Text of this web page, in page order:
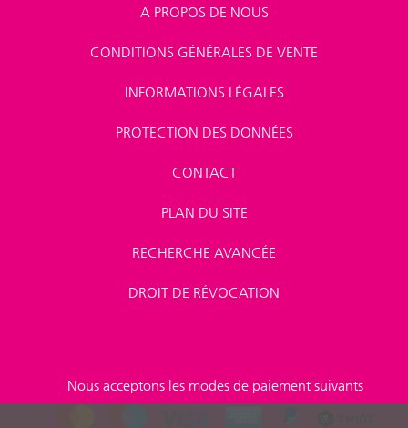
A PROPOS DE NOUS
CONDITIONS GÉNÉRALES DE VENTE
INFORMATIONS LÉGALES
PROTECTION DES DONNÉES
CONTACT
PLAN DU SITE
RECHERCHE AVANCÉE
DROIT DE RÉVOCATION
Nous acceptons les modes de paiement suivants